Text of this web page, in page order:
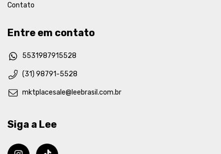
Contato
Entre em contato
5531987915528
(31) 98791-5528
mktplacesale@leebrasil.com.br
Siga a Lee